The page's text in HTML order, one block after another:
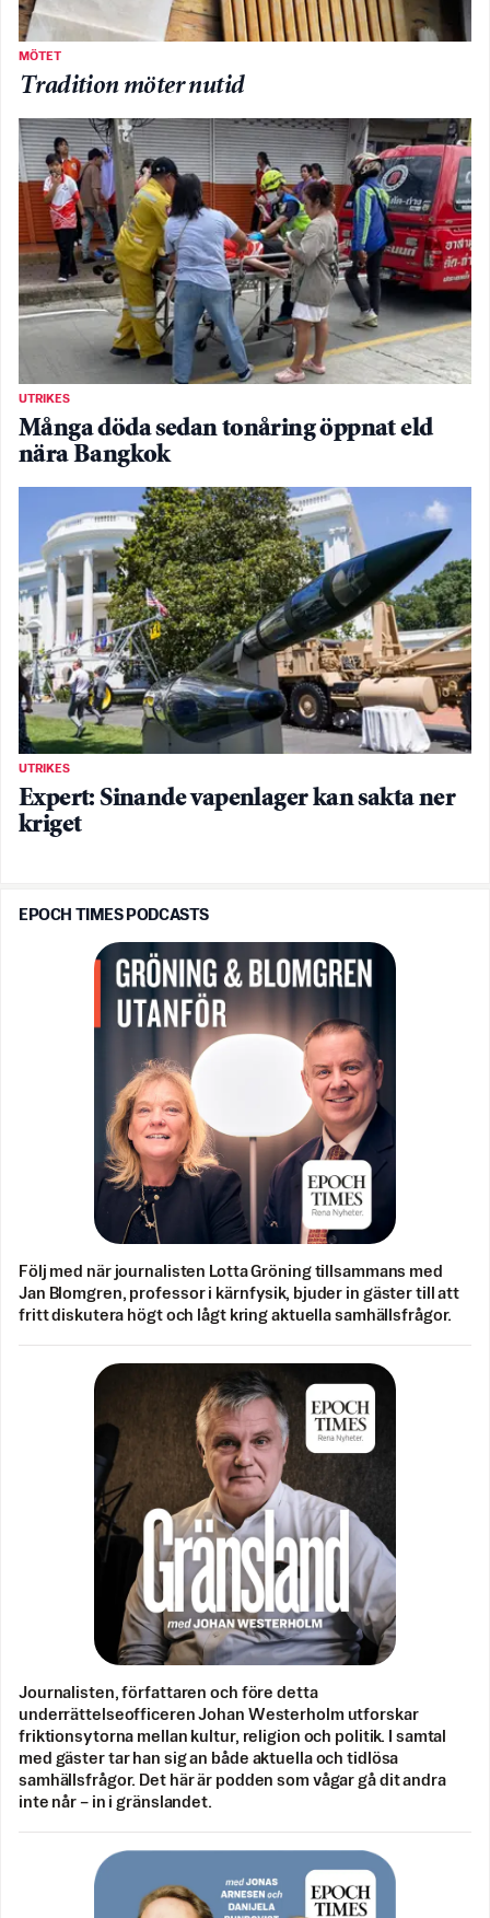
MÖTET
Tradition möter nutid
UTRIKES
Många döda sedan tonåring öppnat eld
nära Bangkok
UTRIKES
Expert: Sinande vapenlager kan sakta ner
kriget
EPOCH TIMES PODCASTS
Följ med när journalisten Lotta Gröning tillsammans med
Jan Blomgren, professor i kärnfysik, bjuder in gäster till att
fritt diskutera högt och lågt kring aktuella samhällsfrågor.
Journalisten, författaren och före detta
underrättelseofficeren Johan Westerholm utforskar
friktionsytorna mellan kultur, religion och politik. I samtal
med gäster tar han sig an både aktuella och tidlösa
samhällsfrågor. Det här är podden som vågar gå dit andra
inte når – in i gränslandet.